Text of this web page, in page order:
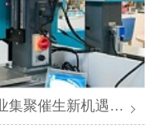
峰源头工厂邀您抱团发展